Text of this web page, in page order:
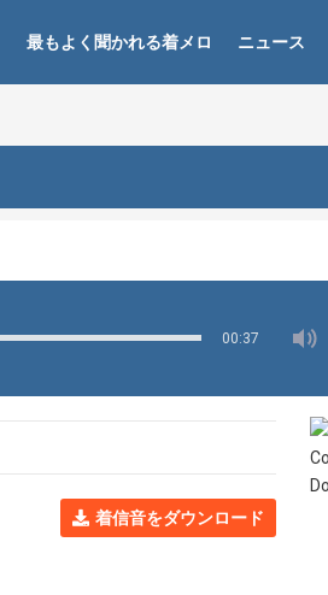
最もよく聞かれる着メロ ニュース
00:37
着信音をダウンロード